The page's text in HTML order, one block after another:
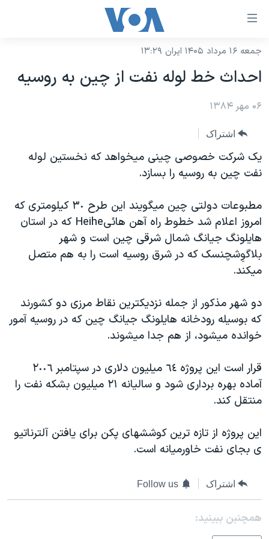
لینکهای
دسترسی
جهش
محتوای
جهش
به
صفحه
جهش
به
جستجو
نسخه سبک وب‌سایت
موضوع ها
ایران
آمریکا
جهان
گزیده‌ها
ویژه برنامه‌ها
ویدیوها
حقوق شهروندی
اقتصادی
اسرائیل در جنگ
گالری عکس
برنامه های تلویزیونی
جدول برنامه ها
صفحه‌های ویژه
عملیات خشم حماسی
۲۵۰سالگی آمریکا
بایگانی برنامه‌های تلویزیونی
انتخابات ریاست جمهوری آمریکا ۲۰۲۴
حمله جمهوری اسلامی به اسرائیل
ورزش زنان در ایران
اعتراضات زن، زندگی، آزادی
تریبونال مردمی آبان ۹۸
دادگاه حمید نوری
قانون شفافیت دارائی کادر رهبری ایران
اعتراضات مردمی آبان ۹۸
پخش رادیویی
یادگیری زبان انگلیسی
دنبال کنید
زبانهای مختلف
جمعه ۱۶ مرداد ۱۴۰۵ ایران ۱۳:۲۹
احداث خط لوله نفت از چين به روسيه
۰۶ مهر ۱۳۸۴
اشتراک
يک شرکت خصوصی چينی ميخواهد که نخستين لوله
نفت چين به روسيه را بسازد.
مطبوعات دولتی چين ميگويند اين طرح ٣٠ کيلومتری که
امروز اعلام شد خطوط راه آهن هائیHeihe که در استان
هايلونگ جيانگ شمال شرقی چين است و شهر
بلاگوِشچنسک که در شرق روسيه است را به هم متصل
ميکند.
دو شهر مذکور از جمله نزديکترين نقاط مرزی دو کشورند
که بوسيله رودخانه هايلونگ جيانگ چين که در روسيه آمور
خوانده ميشود، از هم جدا ميشوند.
قرار است اين پروژه ٦٤ ميليون دلاری در سپتامبر ٢٠٠٦
آماده بهره برداری شود و ساليانه ٢١ ميليون بشکه نفت را
منتقل کند.
اين پروژه از تازه ترين کوششهای پکن برای يافتن آلترناتيو
ی بجای نفت خاورميانه است.
اشتراک Follow us
همچنبن ببینید: